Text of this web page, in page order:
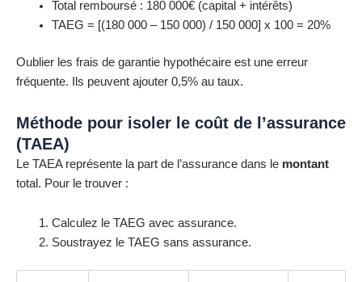
Total remboursé : 180 000€ (capital + intérêts)
TAEG = [(180 000 – 150 000) / 150 000] x 100 = 20%
Oublier les frais de garantie hypothécaire est une erreur
fréquente. Ils peuvent ajouter 0,5% au taux.
Méthode pour isoler le coût de l’assurance
(TAEA)
Le TAEA représente la part de l’assurance dans le montant
total. Pour le trouver :
Calculez le TAEG avec assurance.
Soustrayez le TAEG sans assurance.